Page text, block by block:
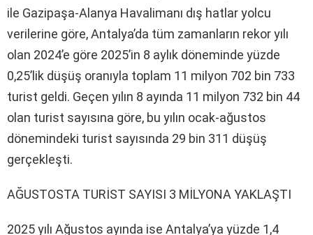
ile Gazipaşa-Alanya Havalimanı dış hatlar yolcu
verilerine göre, Antalya’da tüm zamanların rekor yılı
olan 2024’e göre 2025’in 8 aylık döneminde yüzde
0,25’lik düşüş oranıyla toplam 11 milyon 702 bin 733
turist geldi. Geçen yılın 8 ayında 11 milyon 732 bin 44
olan turist sayısına göre, bu yılın ocak-ağustos
dönemindeki turist sayısında 29 bin 311 düşüş
gerçekleşti.
AĞUSTOSTA TURİST SAYISI 3 MİLYONA YAKLAŞTI
2025 yılı Ağustos ayında ise Antalya’ya yüzde 1,4